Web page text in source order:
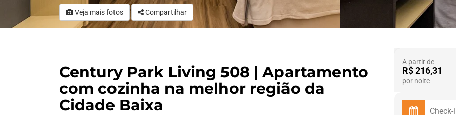
Veja mais fotos Compartilhar
Century Park Living 508 | Apartamento
com cozinha na melhor região da
Cidade Baixa
A partir de
R$ 216,31
por noite